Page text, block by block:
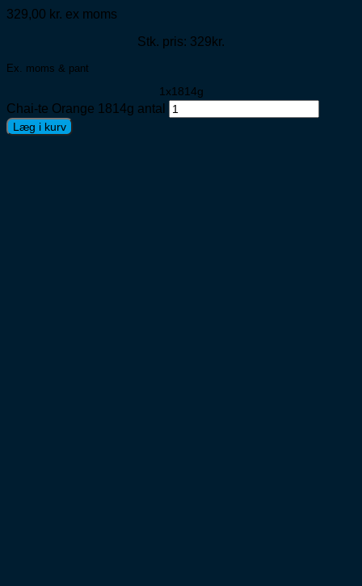
329,00 kr. ex moms
Stk. pris: 329kr.
Ex. moms & pant
1x1814g
Chai-te Orange 1814g antal
Læg i kurv